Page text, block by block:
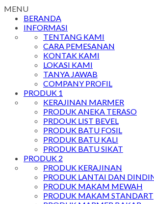
MENU
BERANDA
INFORMASI
TENTANG KAMI
CARA PEMESANAN
KONTAK KAMI
LOKASI KAMI
TANYA JAWAB
COMPANY PROFIL
PRODUK 1
KERAJINAN MARMER
PRODUK ANEKA TERASO
PRDOUK LIST BEVEL
PRODUK BATU FOSIL
PRODUK BATU KALI
PRODUK BATU SIKAT
PRODUK 2
PRODUK KERAJINAN
PRODUK LANTAI DAN
PRODUK MAKAM MEWAH
PRODUK MAKAM STANDART